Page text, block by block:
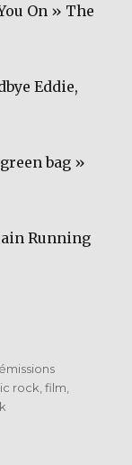
On » The
Eddie,
bag »
Running
rock ,film